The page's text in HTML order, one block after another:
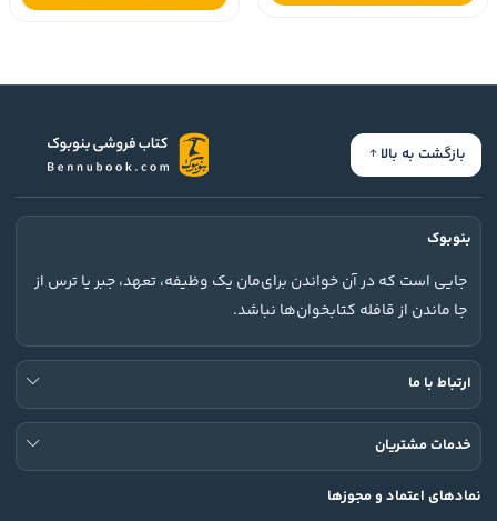
بازگشت به بالا
بنوبوک
جایی است که در آن خواندن برای‌مان یک وظیفه، تعهد، جبر یا ترس از
جا ماندن از قافله کتابخوان‌ها نباشد.
ارتباط با ما
خدمات مشتریان
نمادهای اعتماد و مجوزها